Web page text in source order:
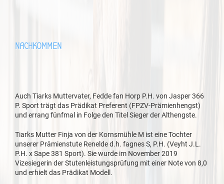
NACHKOMMEN
Auch Tiarks Muttervater, Fedde fan Horp P.H. von Jasper 366
P. Sport trägt das Prädikat Preferent (FPZV-Prämienhengst)
und errang fünfmal in Folge den Titel Sieger der Althengste.
Tiarks Mutter Finja von der Kornsmühle M ist eine Tochter
unserer Prämienstute Renelde d.h. fagnes S, P.H. (Veyht J.L.
P.H. x Sape 381 Sport). Sie wurde im November 2019
Vizesiegerin der Stutenleistungsprüfung mit einer Note von 8,0
und erhielt das Prädikat Modell.